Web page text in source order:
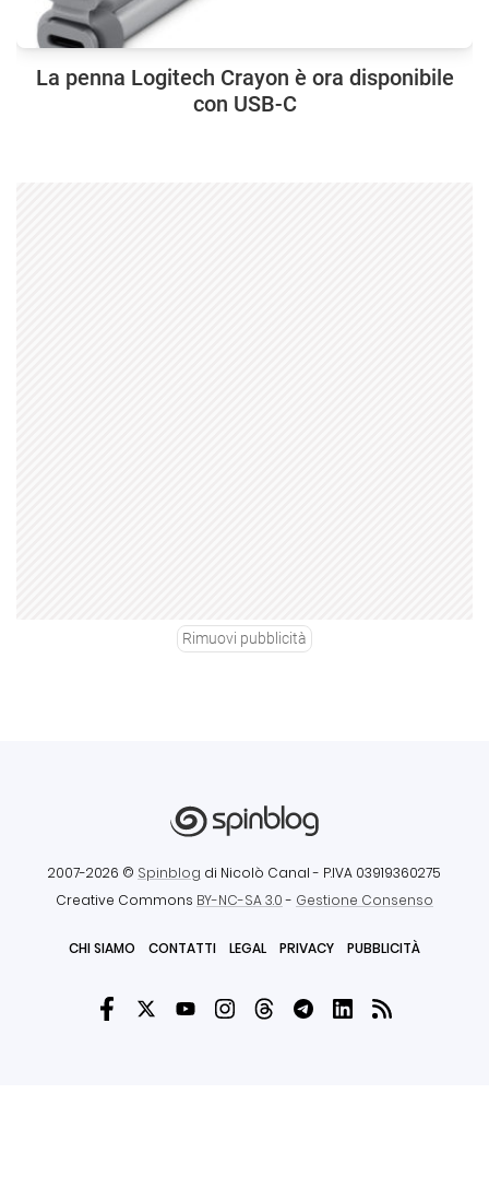
La penna Logitech Crayon è ora disponibile
con USB-C
Rimuovi pubblicità
2007-2026 © Spinblog di Nicolò Canal - P.IVA 03919360275
Creative Commons BY-NC-SA 3.0- Gestione Consenso
CHI SIAMO CONTATTI LEGAL PRIVACY PUBBLICITÀ